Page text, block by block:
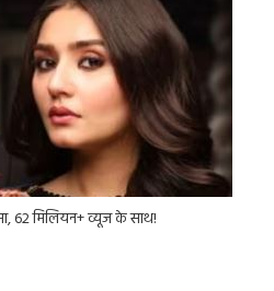
62 मिलियन+ व्यूज के साथ!